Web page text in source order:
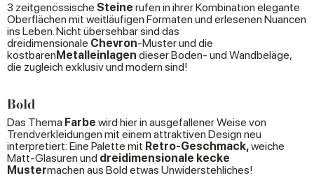
3 zeitgenössische Steine rufen in ihrer Kombination elegante
Oberflächen mit weitläufigen Formaten und erlesenen Nuancen
ins Leben. Nicht übersehbar sind das
dreidimensionale Chevron-Muster und die
kostbarenMetalleinlagen dieser Boden- und Wandbeläge,
die zugleich exklusiv und modern sind!
Bold
Das Thema Farbe wird hier in ausgefallener Weise von
Trendverkleidungen mit einem attraktiven Design neu
interpretiert: Eine Palette mit Retro-Geschmack,weiche
Matt-Glasuren und dreidimensionale kecke
Mustermachen aus Bold etwas Unwiderstehliches!